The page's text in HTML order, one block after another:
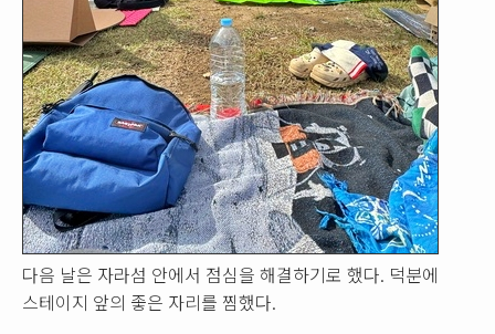
다음 날은 자라섬 안에서 점심을 해결하기로 했다. 덕분에
스테이지 앞의 좋은 자리를 찜했다.